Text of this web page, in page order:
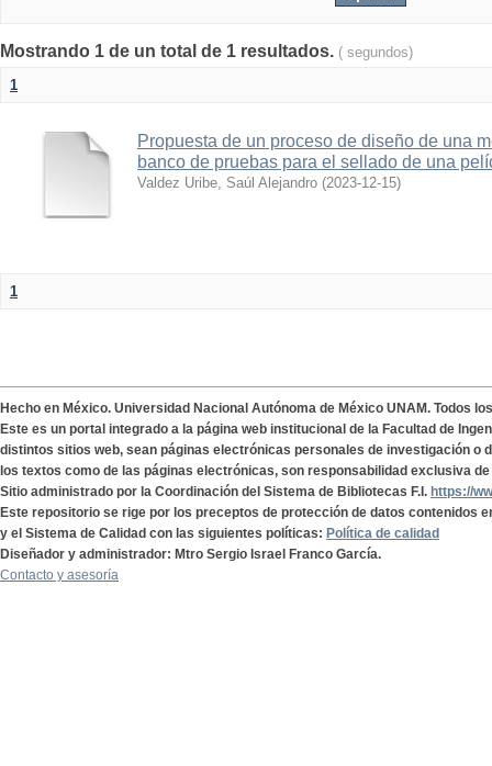
Mostrando 1 de un total de 1 resultados. ( segundos)
1
Propuesta de un proceso de diseño de una
banco de pruebas para el sellado de una
Valdez Uribe, Saúl Alejandro (2023-12-15)
1
Hecho en México. Universidad Nacional Autónoma de México UNAM. Todos
Este es un portal integrado a la página web institucional de la Facultad de
distintos sitios web, sean páginas electrónicas personales de investigación o
los textos como de las páginas electrónicas, son responsabilidad exclusiva
Sitio administrado por la Coordinación del Sistema de Bibliotecas F.I. https://
Este repositorio se rige por los preceptos de protección de datos contenidos
y el Sistema de Calidad con las siguientes políticas: Política de calidad
Diseñador y administrador: Mtro Sergio Israel Franco García.
Contacto y asesoría